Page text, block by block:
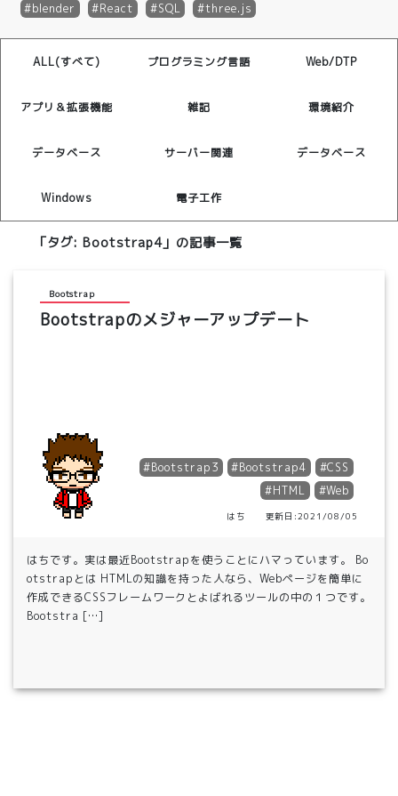
blender
React SQL three.js
ALL(すべて) プログラミング言語 Web/DTP
アプリ＆拡張機能 雑記 環境紹介
データベース サーバー関連 データベース
Windows 電子工作
「タグ:Bootstrap4 」の記事一覧
Bootstrap
Bootstrapのメジャーアップデート
#Bootstrap3 #Bootstrap4
#CSS
#HTML
#Web
はち 更新日:2021/08/05
はちです。実は最近Bootstrapを使うことにハマっています。 Bo
otstrapとは HTMLの知識を持った人なら、Webページを簡単に
作成できるCSSフレームワークとよばれるツールの中の１つです。
Bootstra […]